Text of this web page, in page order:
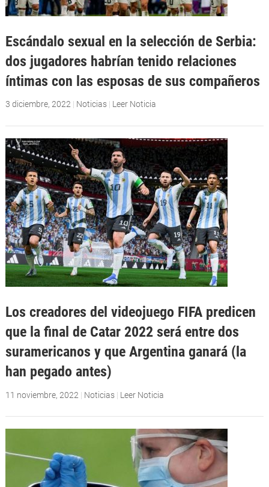
Escándalo sexual en la selección de Serbia:
dos jugadores habrían tenido relaciones
íntimas con las esposas de sus compañeros
3 diciembre, 2022| Noticias | Leer Noticia
Los creadores del videojuego FIFA predicen
que la final de Catar 2022 será entre dos
suramericanos y que Argentina ganará (la
han pegado antes)
11 noviembre, 2022 | Noticias | Leer Noticia